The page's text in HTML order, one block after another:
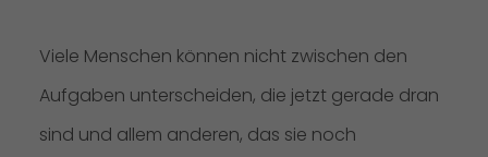
Viele Menschen können nicht zwischen den
Aufgaben unterscheiden, die jetzt gerade dran
sind und allem anderen, das sie noch